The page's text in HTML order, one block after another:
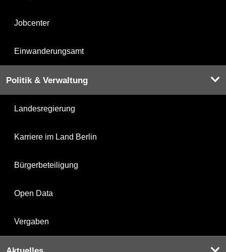
Jobcenter
Einwanderungsamt
Politik & Verwaltung
Landesregierung
Karriere im Land Berlin
Bürgerbeteiligung
Open Data
Vergaben